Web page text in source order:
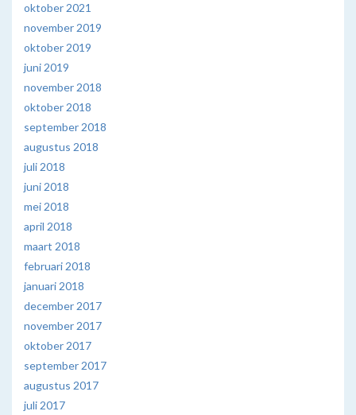
oktober 2021
november 2019
oktober 2019
juni 2019
november 2018
oktober 2018
september 2018
augustus 2018
juli 2018
juni 2018
mei 2018
april 2018
maart 2018
februari 2018
januari 2018
december 2017
november 2017
oktober 2017
september 2017
augustus 2017
juli 2017